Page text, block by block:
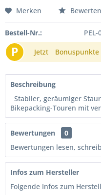
Merken Bewerten
Bestell-Nr.:
P Jetzt Bonuspunkte
Beschreibung
Stabiler, geräumiger
Bikepacking-Touren mit
Bewertungen
0
Bewertungen lesen,
Infos zum Hersteller
Folgende Infos zum